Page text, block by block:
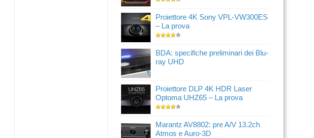
Proiettore 4K Sony VPL-VW300ES
– La prova
BDA: specifiche preliminari dei Blu-
ray UHD
Proiettore DLP 4K HDR Laser
Optoma UHZ65 – La prova
Marantz AV8802: pre A/V 13.2ch
Atmos e Auro-3D